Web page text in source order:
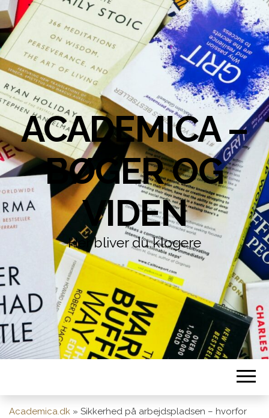
ACADEMICA –
BØGER OG
VIDEN
Her bliver du klogere
Academica.dk » Sikkerhed på arbejdspladsen – hvorfor